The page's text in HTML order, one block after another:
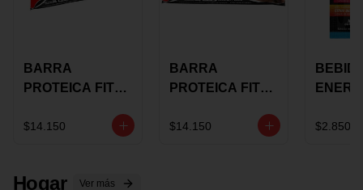
BARRA
PROTEICA FIT
CHOCOLATE X
$14.150
BARRA
PROTEICA FIT
GRS
$14.150
STACK 6G
$2.850
Hogar Ver más